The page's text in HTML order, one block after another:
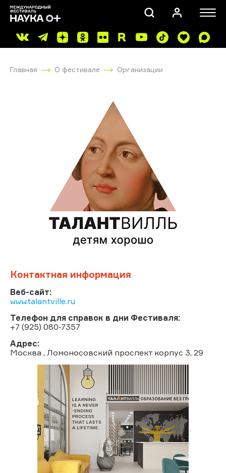
Главная О фестивале Организации
Контактная информация
Веб-сайт:
www.talantville.ru
Телефон для справок в дни Фестиваля:
+7 (925) 080-7357
Адрес:
Москва , Ломоносовский проспект корпус 3, 29